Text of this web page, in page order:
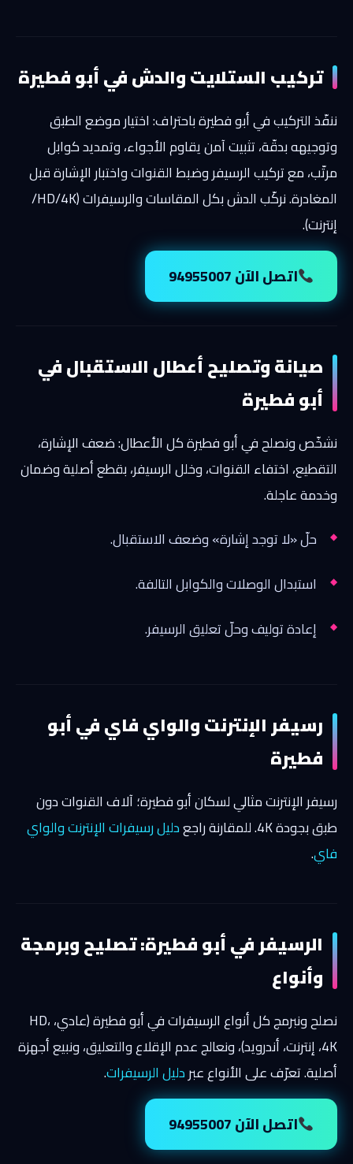
تركيب الستلايت والدش في أبو فطيرة
ننفّذ التركيب في أبو فطيرة باحتراف: اختيار موضع الطبق
وتوجيهه بدقّة، تثبيت آمن يقاوم الأجواء، وتمديد كوابل
مرتّب، مع تركيب الرسيفر وضبط القنوات واختبار الإشارة قبل
المغادرة. نركّب الدش بكل المقاسات والرسيفرات (HD/4K/
إنترنت).
اتصل الآن 94955007
صيانة وتصليح أعطال الاستقبال في
أبو فطيرة
نشخّص ونصلح في أبو فطيرة كل الأعطال: ضعف الإشارة،
التقطيع، اختفاء القنوات، وخلل الرسيفر، بقطع أصلية وضمان
وخدمة عاجلة.
حلّ «لا توجد إشارة» وضعف الاستقبال.
استبدال الوصلات والكوابل التالفة.
إعادة توليف وحلّ تعليق الرسيفر.
رسيفر الإنترنت والواي فاي في أبو
فطيرة
رسيفر الإنترنت مثالي لسكان أبو فطيرة؛ آلاف القنوات دون
طبق بجودة 4K. للمقارنة راجع
دليل رسيفرات الإنترنت والواي
فاي.
الرسيفر في أبو فطيرة: تصليح وبرمجة
وأنواع
نصلح ونبرمج كل أنواع الرسيفرات في أبو فطيرة (عادي، HD،
4K، إنترنت، أندرويد)، ونعالج عدم الإقلاع والتعليق، ونبيع أجهزة
أصلية. تعرّف على الأنواع عبردليل الرسيفرات.
اتصل الآن 94955007